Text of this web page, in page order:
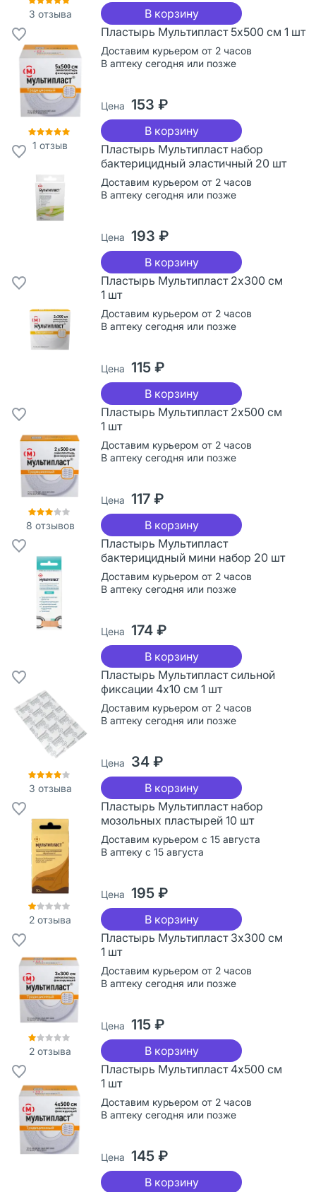
3 отзыва В корзину
1 отзыв
Пластырь Мультипласт 5х500 см 1 шт
Доставим курьером от 2 часов
В аптеку сегодня или позже
Цена 153 ₽
В корзину
Пластырь Мультипласт набор
бактерицидный эластичный 20 шт
Доставим курьером от 2 часов
В аптеку сегодня или позже
Цена 193 ₽
В корзину
Пластырь Мультипласт 2х300 см
1 шт
Доставим курьером от 2 часов
В аптеку сегодня или позже
Цена 115 ₽
В корзину
8 отзывов
Пластырь Мультипласт 2х500 см
1 шт
Доставим курьером от 2 часов
В аптеку сегодня или позже
Цена 117 ₽
В корзину
Пластырь Мультипласт
бактерицидный мини набор 20 шт
Доставим курьером от 2 часов
В аптеку сегодня или позже
Цена 174 ₽
В корзину
3 отзыва
Пластырь Мультипласт сильной
фиксации 4х10 см 1 шт
Доставим курьером от 2 часов
В аптеку сегодня или позже
Цена 34 ₽
В корзину
2 отзыва
Пластырь Мультипласт набор
мозольных пластырей 10 шт
Доставим курьером с 15 августа
В аптеку с 15 августа
Цена 195 ₽
В корзину
2 отзыва
Пластырь Мультипласт 3х300 см
1 шт
Доставим курьером от 2 часов
В аптеку сегодня или позже
Цена 115 ₽
В корзину
Пластырь Мультипласт 4х500 см
1 шт
Доставим курьером от 2 часов
В аптеку сегодня или позже
Цена 145 ₽
В корзину